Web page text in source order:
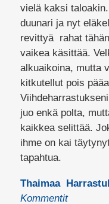
vielä kaksi
duunari ja nyt
revittyä rahat
vaikea käsittää.
alkuaikoina, mutta
kitkutellut pois
juo enkä polta,
kaikkea selittää.
ihme on kai
tapahtua.
Thaimaa
Kommentit